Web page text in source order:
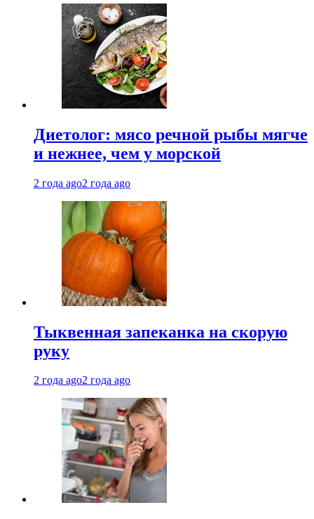
Диетолог: мясо речной рыбы мягче
и нежнее, чем у морской
2 года ago2 года ago
Тыквенная запеканка на скорую
руку
2 года ago2 года ago